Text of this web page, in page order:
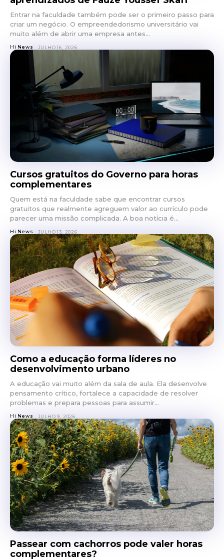
Entrar na faculdade também pode ser o primeiro passo para
criar um negócio. O empreendedorismo universitário vai
muito além de abrir uma empresa antes...
Hi News JULHO 16, 2026
Cursos gratuitos do Governo para horas
complementares
Quem está na faculdade sabe que encontrar cursos
gratuitos que realmente agreguem valor ao currículo pode
parecer uma missão complicada. A boa notícia é...
Hi News JULHO 13, 2026
Como a educação forma líderes no
desenvolvimento urbano
A educação vai muito além da sala de aula. Ela desenvolve
pensamento crítico, fortalece a capacidade de resolver
problemas e prepara pessoas para assumir...
Hi News JULHO 9, 2026
Passear com cachorros pode valer horas
complementares?